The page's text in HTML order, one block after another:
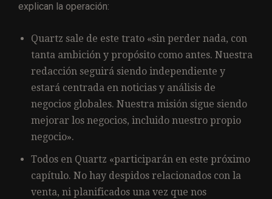
explican la operación:
Quartz sale de este trato «sin perder nada, con
tanta ambición y propósito como antes. Nuestra
redacción seguirá siendo independiente y
estará centrada en noticias y análisis de
negocios globales. Nuestra misión sigue siendo
mejorar los negocios, incluido nuestro propio
negocio».
Todos en Quartz «participarán en este próximo
capítulo. No hay despidos relacionados con la
venta, ni planificados una vez que nos